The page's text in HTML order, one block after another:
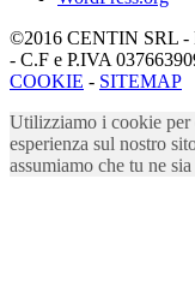
©2016 CENTIN SRL -
- C.F e P.IVA
COOKIE - SITEMAP
Utilizziamo i cookie per
esperienza sul nostro
assumiamo che tu ne